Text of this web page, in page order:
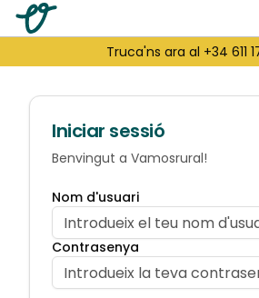
Truca'ns ara al +34 611
Iniciar sessió
Benvingut a Vamosrural!
Nom d'usuari
Contrasenya